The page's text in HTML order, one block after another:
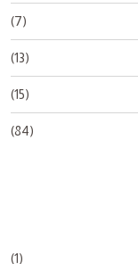
(7)
(13)
(15)
(84)
(1)